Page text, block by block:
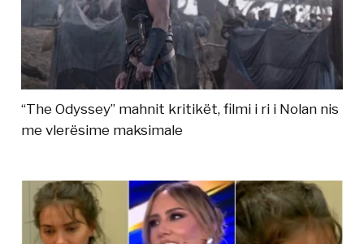
“The Odyssey” mahnit kritikët, filmi i ri i Nolan nis
me vlerësime maksimale